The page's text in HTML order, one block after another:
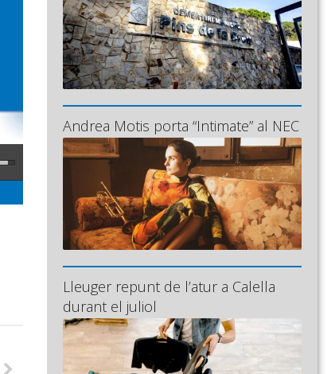
Andrea Motis porta “Intimate” al NEC
Lleuger repunt de l’atur a Calella
durant el juliol